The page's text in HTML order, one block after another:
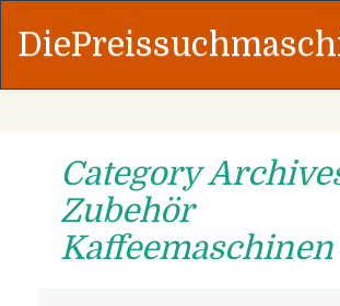
Category
Zubehör
Kaffeemaschinen